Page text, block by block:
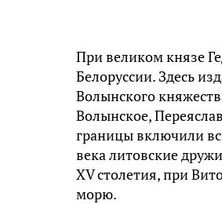
При великом князе
Белоруссии. Здесь
Волынского
Волынское,
границы включили
века литовские
XV столетия, при
морю.